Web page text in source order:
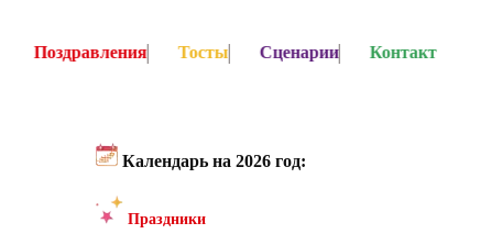
Календарь на 2026 год:
Праздники
Поздравления Тосты Сценарии Контакт